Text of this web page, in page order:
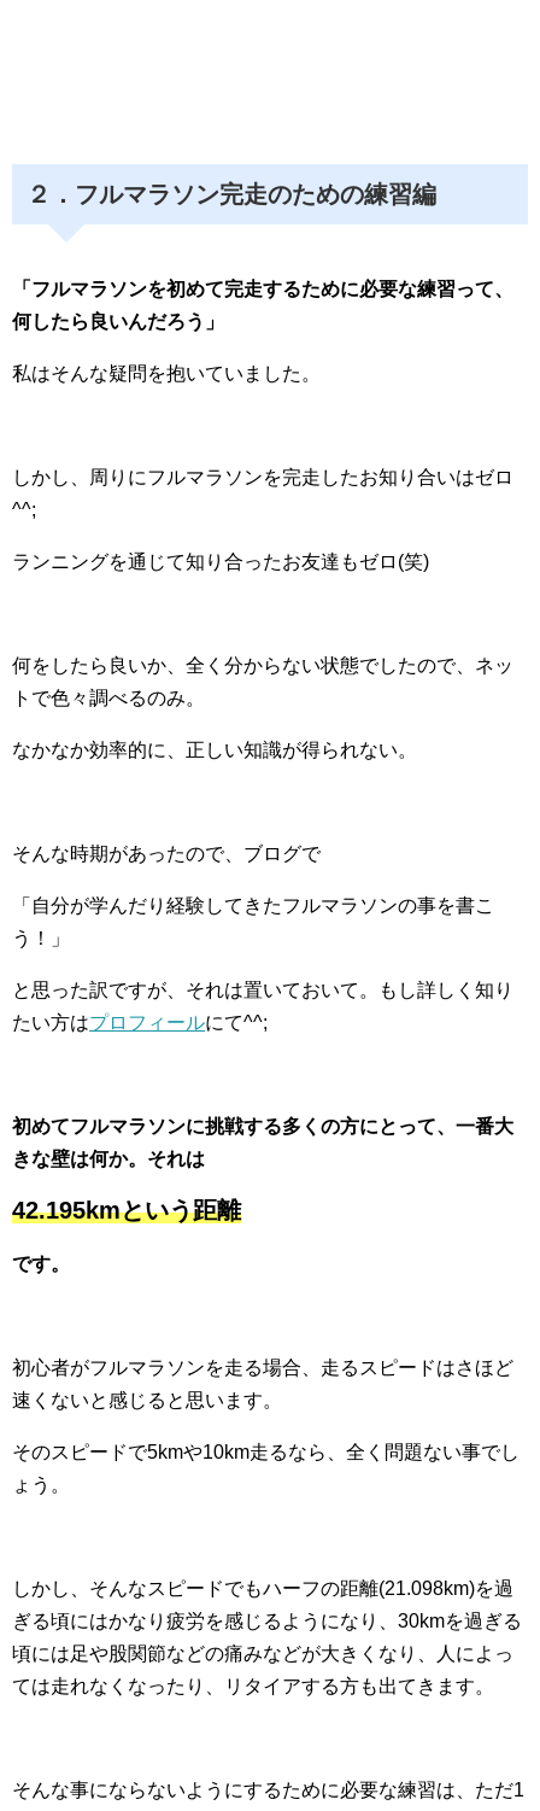
２．フルマラソン完走のための練習編
「フルマラソンを初めて完走するために必要な練習って、
何したら良いんだろう」
私はそんな疑問を抱いていました。
しかし、周りにフルマラソンを完走したお知り合いはゼロ
^^;
ランニングを通じて知り合ったお友達もゼロ(笑)
何をしたら良いか、全く分からない状態でしたので、ネッ
トで色々調べるのみ。
なかなか効率的に、正しい知識が得られない。
そんな時期があったので、ブログで
「自分が学んだり経験してきたフルマラソンの事を書こ
う！」
と思った訳ですが、それは置いておいて。もし詳しく知り
たい方はプロフィールにて^^;
初めてフルマラソンに挑戦する多くの方にとって、一番大
きな壁は何か。それは
42.195kmという距離
です。
初心者がフルマラソンを走る場合、走るスピードはさほど
速くないと感じると思います。
そのスピードで5kmや10km走るなら、全く問題ない事でし
ょう。
しかし、そんなスピードでもハーフの距離(21.098km)を過
ぎる頃にはかなり疲労を感じるようになり、30kmを過ぎる
頃には足や股関節などの痛みなどが大きくなり、人によっ
ては走れなくなったり、リタイアする方も出てきます。
そんな事にならないようにするために必要な練習は、ただ1